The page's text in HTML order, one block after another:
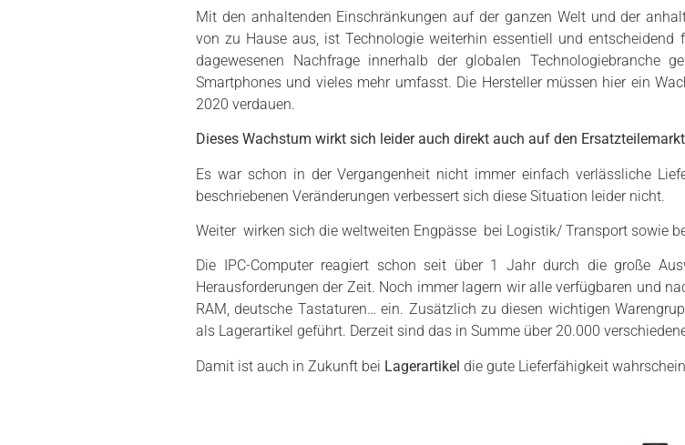
Mit den anhaltenden Einschränkungen auf der ganzen Welt und der
von zu Hause aus, ist Technologie weiterhin essentiell und
dagewesenen Nachfrage innerhalb der globalen Technologiebranche
Smartphones und vieles mehr umfasst. Die Hersteller müssen hier ein
2020 verdauen.
Dieses Wachstum wirkt sich leider auch direkt auch auf den
Es war schon in der Vergangenheit nicht immer einfach verlässliche
beschriebenen Veränderungen verbessert sich diese Situation leider nicht.
Weiter wirken sich die weltweiten Engpässe bei Logistik/ Transport sowie
Die IPC-Computer reagiert schon seit über 1 Jahr durch die große
Herausforderungen der Zeit. Noch immer lagern wir alle verfügbaren und
RAM, deutsche Tastaturen… ein. Zusätzlich zu diesen wichtigen
als Lagerartikel geführt. Derzeit sind das in Summe über 20.000
Damit ist auch in Zukunft bei Lagerartikel die gute Lieferfähigkeit